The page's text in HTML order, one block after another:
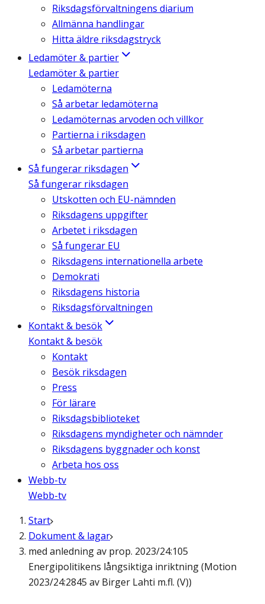
Riksdagsförvaltningens diarium
Allmänna handlingar
Hitta äldre riksdagstryck
Ledamöter & partier
Ledamöter & partier
Ledamöterna
Så arbetar ledamöterna
Ledamöternas arvoden och villkor
Partierna i riksdagen
Så arbetar partierna
Så fungerar riksdagen
Så fungerar riksdagen
Utskotten och EU-nämnden
Riksdagens uppgifter
Arbetet i riksdagen
Så fungerar EU
Riksdagens internationella arbete
Demokrati
Riksdagens historia
Riksdagsförvaltningen
Kontakt & besök
Kontakt & besök
Kontakt
Besök riksdagen
Press
För lärare
Riksdagsbiblioteket
Riksdagens myndigheter och nämnder
Riksdagens byggnader och konst
Arbeta hos oss
Webb-tv
Webb-tv
Start
Dokument & lagar
med anledning av prop. 2023/24:105
Energipolitikens långsiktiga inriktning (Motion
2023/24:2845 av Birger Lahti m.fl. (V))